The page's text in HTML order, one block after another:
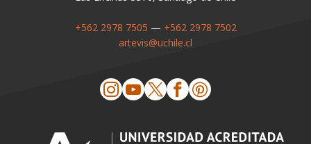
+562 2978 7505 — +562 2978 7502
artevis@uchile.cl